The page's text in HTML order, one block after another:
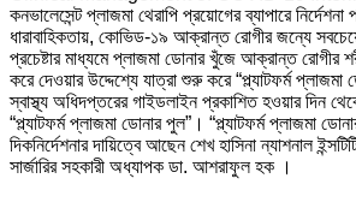
কনভালেসেন্ট প্লাজমা থেরাপি প্রয়োগের ব্যাপারে
ধারাবাহিকতায়, কোভিড-১৯ আক্রান্ত রোগীর জন্যে
প্রচেষ্টার মাধ্যমে প্লাজমা ডোনার খুঁজে আক্রান্ত রোগীর
করে দেওয়ার উদ্দেশ্যে যাত্রা শুরু করে “প্ল্যাটফর্ম
স্বাস্থ্য অধিদপ্তরের গাইডলাইন প্রকাশিত হওয়ার দিন
“প্ল্যাটফর্ম প্লাজমা ডোনার পুল”। “প্ল্যাটফর্ম প্লাজমা
দিকনির্দেশনার দায়িত্বে আছেন শেখ হাসিনা ন্যাশনাল
সার্জারির সহকারী অধ্যাপক ডা. আশরাফুল হক ।